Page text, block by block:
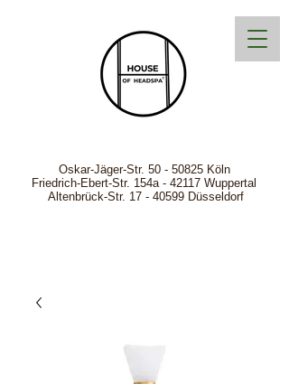
Oskar-Jäger-Str. 50 - 50825Köln
Friedrich-Ebert-Str. 154a - 42117 Wuppertal
Altenbrück-Str. 17 - 40599 Düsseldorf